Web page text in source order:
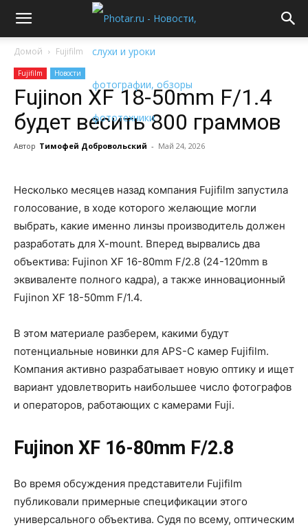
Домой Fujifilm
Fujifilm Новости
Fujinon XF 18-50mm F/1.4
будет весить 800 граммов
Автор Тимофей Добровольский - Май 24, 2026
Несколько месяцев назад компания Fujifilm запустила
голосование, в ходе которого желающие могли
выбрать, какие именно линзы производитель должен
разработать для X-mount. Вперед вырвались два
объектива: Fujinon XF 16-80mm F/2.8 (24-120mm в
эквиваленте полного кадра), а также инновационный
Fujinon XF 18-50mm F/1.4.
В этом материале разберем, какими будут
потенциальные новинки для APS-C камер Fujifilm.
Компания активно разрабатывает новую оптику и ищет
вариант удовлетворить наибольшее число фотографов
и операторов, работающих с камерами Fuji.
Fujinon XF 16-80mm F/2.8
Во время обсуждения представители Fujifilm
публиковали примерные спецификации этого
универсального объектива. Судя по всему, оптическим